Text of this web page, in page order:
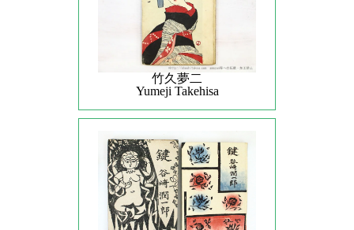
竹久夢二
Yumeji Takehisa